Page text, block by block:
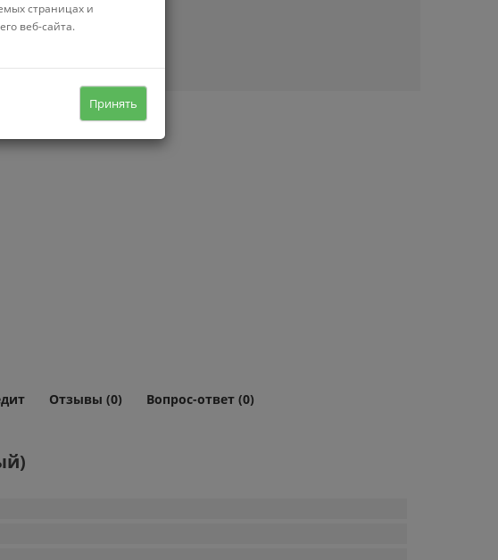
Нет в наличии
Отзывы (0) Вопрос-ответ (0)
страницах и
веб-сайта.
Принять